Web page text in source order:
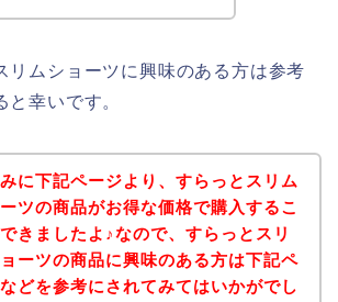
リムショーツに興味のある方は参考
と幸いです。
に下記ページより、すらっとスリム
ツの商品がお得な価格で購入するこ
きましたよ♪なので、すらっとスリ
ーツの商品に興味のある方は下記ペ
どを参考にされてみてはいかがでし